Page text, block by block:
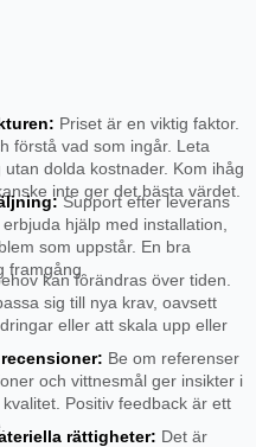
Priset är en viktig faktor.
förstå vad som ingår. Leta
dolda kostnader. Kom ihåg
inte ger det bästa värdet.
Support efter leverans
hjälp med installation,
som uppstår. En bra
framgång.
kan förändras över tiden.
sig till nya krav, oavsett
eller att skala upp eller
Be om referenser
och vittnesmål ger insikter i
Positiv feedback är ett
rättigheter: Det är